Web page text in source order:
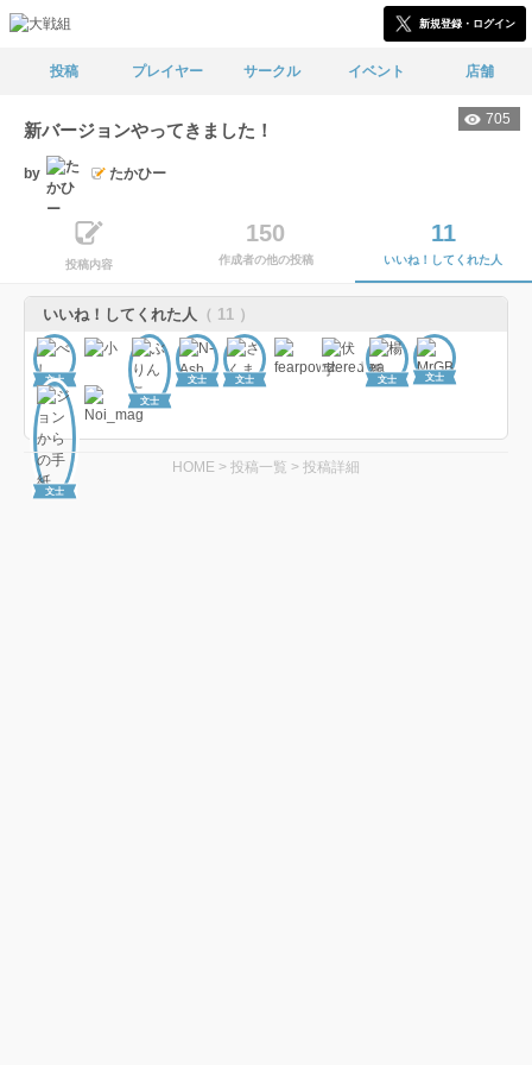
新規登録・ログイン
投稿 プレイヤー サークル イベント 店舗
705
新バージョンやってきました！
by たかひー
投稿内容
150
作成者の他の投稿
11
いいね！してくれた人
いいね！してくれた人 （ 11 ）
文士
文士
文士 文士 文士 文士
文士
HOME > 投稿一覧 > 投稿詳細